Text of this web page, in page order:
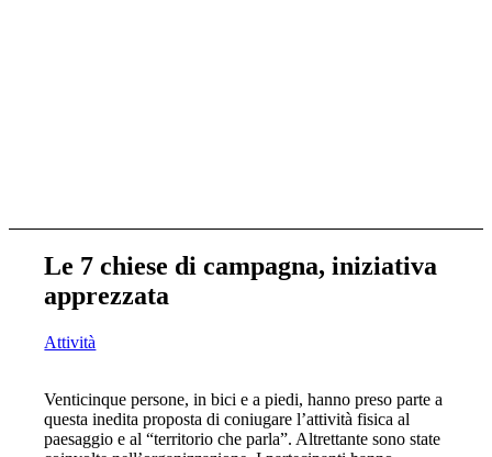
Le 7 chiese di campagna, iniziativa
apprezzata
Attività
Venticinque persone, in bici e a piedi, hanno preso parte a
questa inedita proposta di coniugare l’attività fisica al
paesaggio e al “territorio che parla”. Altrettante sono state